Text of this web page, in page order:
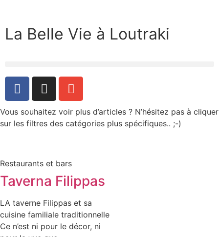
La Belle Vie à Loutraki
Vous souhaitez voir plus d’articles ? N’hésitez pas à cliquer
sur les filtres des catégories plus spécifiques.. ;-)
Restaurants et bars
Taverna Filippas
LA taverne Filippas et sa
cuisine familiale traditionnelle
Ce n’est ni pour le décor, ni